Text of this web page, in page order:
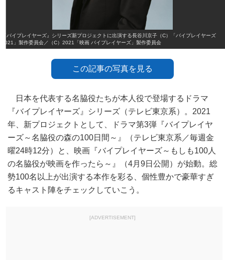
『バイプレイヤーズ』シリーズ新プロジェクトに出演する長谷川京子（C）「バイプレイヤーズ
2021」製作委員会／（C）2021「映画 バイプレイヤーズ」製作委員会
この記事の写真を見る
日本を代表する名脇役たちが本人役で登場するドラマ
『バイプレイヤーズ』シリーズ（テレビ東京系）。2021
年、新プロジェクトとして、ドラマ第3弾『バイプレイヤ
ーズ～名脇役の森の100日間～』（テレビ東京系／毎週金
曜24時12分）と、映画『バイプレイヤーズ～もしも100人
の名脇役が映画を作ったら～』（4月9日公開）が始動。総
勢100名以上が出演する本作を彩る、個性豊かで豪華すぎ
るキャスト陣をチェックしていこう。
[ADVERTISEMENT]